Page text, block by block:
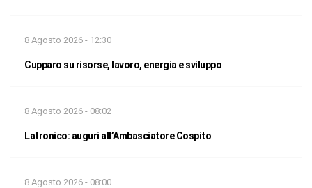
8 Agosto 2026 - 12:30
Cupparo su risorse, lavoro, energia e sviluppo
8 Agosto 2026 - 08:02
Latronico: auguri all’Ambasciatore Cospito
8 Agosto 2026 - 08:00